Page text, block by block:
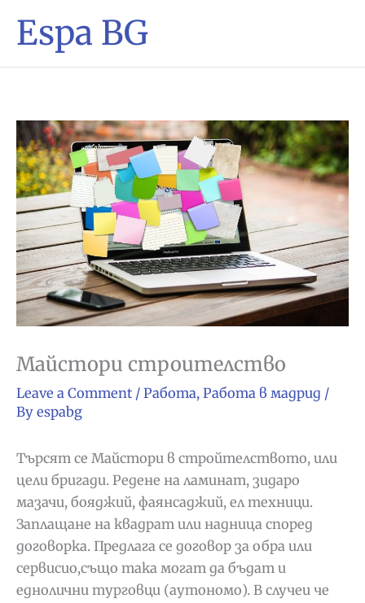
Espa BG
Майстори строителство
Leave a Comment / Работа, Работа в мадрид /
By espabg
Търсят се Майстори в стройтелството, или
цели бригади. Редене на ламинат, зидаро
мазачи, бояджий, фаянсаджий, ел техници.
Заплащане на квадрат или надница според
договорка. Предлага се договор за обра или
сервисио,също така могат да бъдат и
еднолични турговци (аутономо). В случеи че